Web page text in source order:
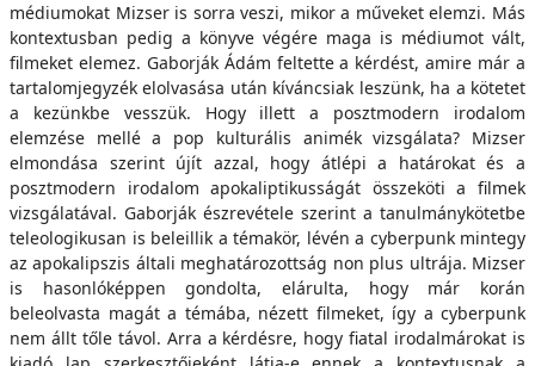
médiumokat Mizser is sorra veszi, mikor a műveket elemzi. Más
kontextusban pedig a könyve végére maga is médiumot vált,
filmeket elemez. Gaborják Ádám feltette a kérdést, amire már a
tartalomjegyzék elolvasása után kíváncsiak leszünk, ha a kötetet
a kezünkbe vesszük. Hogy illett a posztmodern irodalom
elemzése mellé a pop kulturális animék vizsgálata? Mizser
elmondása szerint újít azzal, hogy átlépi a határokat és a
posztmodern irodalom apokaliptikusságát összeköti a filmek
vizsgálatával. Gaborják észrevétele szerint a tanulmánykötetbe
teleologikusan is beleillik a témakör, lévén a cyberpunk mintegy
az apokalipszis általi meghatározottság non plus ultrája. Mizser
is hasonlóképpen gondolta, elárulta, hogy már korán
beleolvasta magát a témába, nézett filmeket, így a cyberpunk
nem állt tőle távol. Arra a kérdésre, hogy fiatal irodalmárokat is